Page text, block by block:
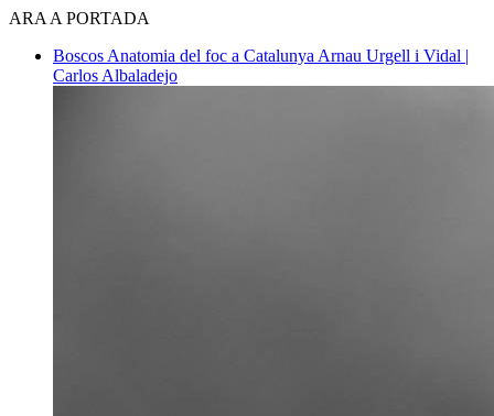
ARA A PORTADA
Boscos Anatomia del foc a Catalunya Arnau Urgell i Vidal |
Carlos Albaladejo